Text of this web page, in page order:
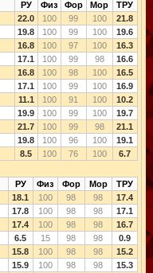
РУ Физ Фор Мор
ТРУ
22.0 100 99 100
21.8
19.8 100 99 100
19.6
16.8 100 97 100
16.3
17.1 100 99 98
16.6
16.8 100 98 100
16.5
17.1 100 99 100
16.9
11.1 100 91 100
10.2
19.9 100 99 100
19.7
21.7 100 99 98
21.1
19.8 100 96 100
19.1
8.5 100 76 100 6.7
РУ Физ Фор Мор
ТРУ
18.1 100 98 98
17.4
17.8 100 98 98
17.1
17.4 100 98 98
16.7
6.5 15 98 98
0.9
15.8 100 98 98
15.2
15.9 100 98 98
15.3